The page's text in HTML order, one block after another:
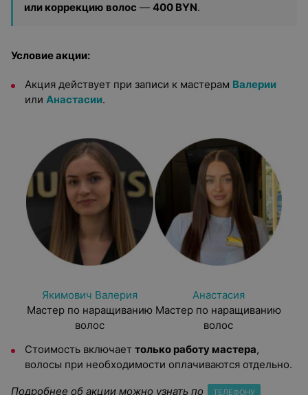
или коррекцию волос — 400 BYN.
Условие акции:
Акция действует при записи к мастерам Валерии
или Анастасии.
Якимович Валерия
Мастер по наращиванию
волос
Анастасия
Мастер по наращиванию
волос
Стоимость включает только работу мастера,
волосы при необходимости оплачиваются отдельно.
Подробнее об акции можно узнать по ТЕЛЕФОНУ